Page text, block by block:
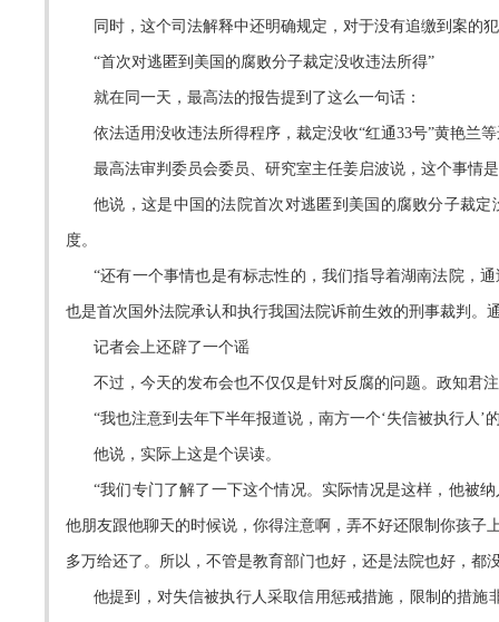
同时，这个司法解释中还明确规定，对于没有追缴到案的
“首次对逃匿到美国的腐败分子裁定没收违法所得”
就在同一天，最高法的报告提到了这么一句话：
依法适用没收违法所得程序，裁定没收“红通33号”黄艳兰
最高法审判委员会委员、研究室主任姜启波说，这个事情
他说，这是中国的法院首次对逃匿到美国的腐败分子裁
度。
“还有一个事情也是有标志性的，我们指导着湖南法院，
也是首次国外法院承认和执行我国法院诉前生效的刑事裁判。
记者会上还辟了一个谣
不过，今天的发布会也不仅仅是针对反腐的问题。政知君
“我也注意到去年下半年报道说，南方一个‘失信被执行人
他说，实际上这是个误读。
“我们专门了解了一下这个情况。实际情况是这样，他被
他朋友跟他聊天的时候说，你得注意啊，弄不好还限制你孩
多万给还了。所以，不管是教育部门也好，还是法院也好，都
他提到，对失信被执行人采取信用惩戒措施，限制的措施